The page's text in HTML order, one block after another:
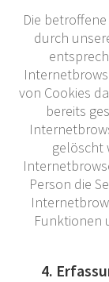
Die
durch
von Cookies
bereits
gelöscht
Person die
Funktionen
4.